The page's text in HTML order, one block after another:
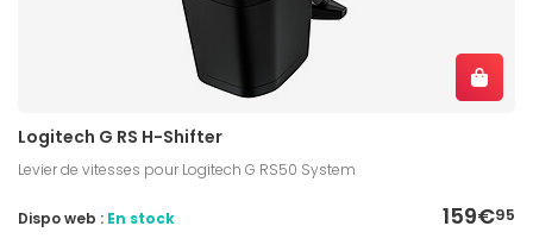
Logitech G RS H-Shifter
Levier de vitesses pour Logitech G RS50 System
159€95
Dispo web : En stock